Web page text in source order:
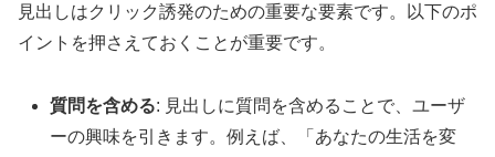
見出しはクリック誘発のための重要な要素です。以下のポ
イントを押さえておくことが重要です。
質問を含める: 見出しに質問を含めることで、ユーザ
ーの興味を引きます。例えば、「あなたの生活を変